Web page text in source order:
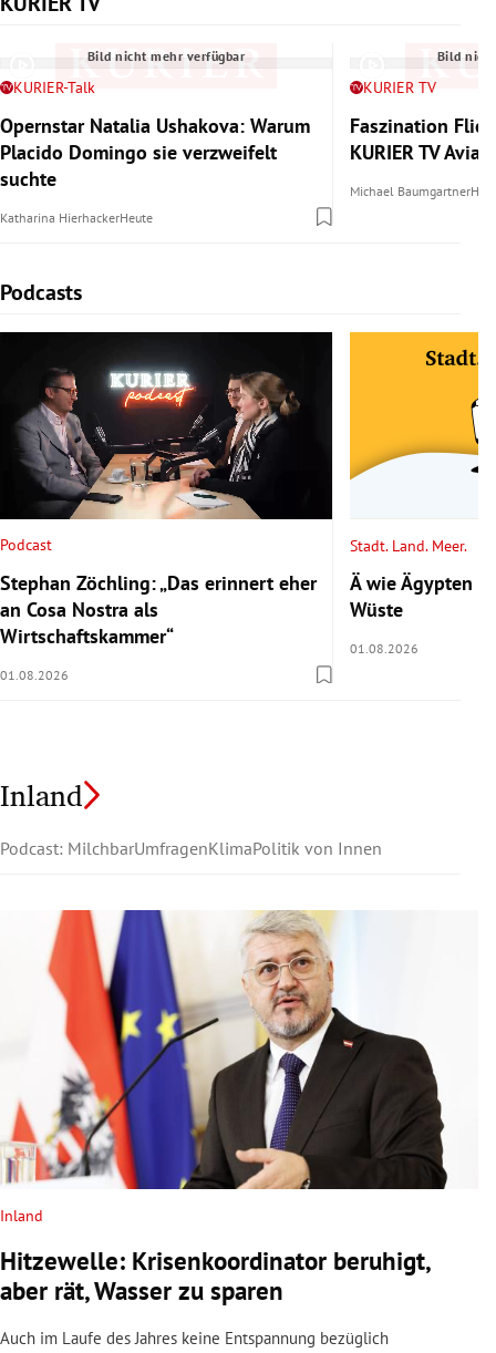
Bild nicht mehr verfügbar
KURIER-Talk
Opernstar Natalia Ushakova: Warum
Placido Domingo sie verzweifelt
suchte
Katharina HierhackerHeute
Bild
KURIER TV
Faszination
KURIER TV
Michael Baumgartner
Podcasts
Slide 1 von 6
Podcast
Stephan Zöchling: „Das erinnert eher
an Cosa Nostra als
Wirtschaftskammer“
01.08.2026
Stadt. Land. Meer.
Ä wie Ägypten
Wüste
01.08.2026
Inland
Podcast: MilchbarUmfragenKlimaPolitik von Innen
Inland
Hitzewelle: Krisenkoordinator beruhigt,
aber rät, Wasser zu sparen
Auch im Laufe des Jahres keine Entspannung bezüglich